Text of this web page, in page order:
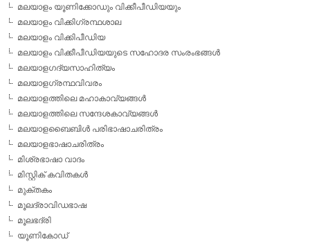
മലയാളം യൂണിക്കോഡും വിക്കീപീഡിയയും
മലയാളം വിക്കിഗ്രന്ഥശാല
മലയാളം വിക്കിപീഡിയ
മലയാളം വിക്കീപീഡിയയുടെ സഹോദര സംരംഭങ്ങള്‍
മലയാളഗദ്യസാഹിത്യം
മലയാളഗ്രന്ഥവിവരം
മലയാളത്തിലെ മഹാകാവ്യങ്ങള്‍
മലയാളത്തിലെ സന്ദേശകാവ്യങ്ങള്‍
മലയാളബൈബിള്‍ പരിഭാഷാചരിത്രം
മലയാളഭാഷാചരിത്രം
മിശ്രഭാഷാ വാദം
മിസ്റ്റിക് കവിതകള്‍
മുക്തകം
മൂലദ്രാവിഡഭാഷ
മൂലഭദ്രി
യൂണികോഡ്